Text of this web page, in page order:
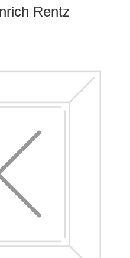
Rentz